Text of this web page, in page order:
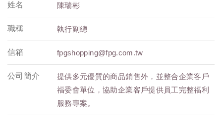
公司簡介
提供多元優質的商品銷售外，並整合企業客戶
福委會單位，協助企業客戶提供員工完整福利
服務專案。
姓名 陳瑞彬
職稱 執行副總
信箱 fpgshopping@fpg.com.tw